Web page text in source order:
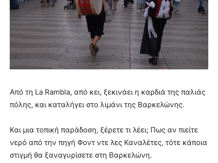
Από τη La Rambla, από κει, ξεκινάει η καρδιά της παλιάς
πόλης, και καταλήγει στο λιμάνι της Βαρκελώνης.
Και μια τοπική παράδοση, ξέρετε τι λέει; Πως αν πιείτε
νερό από την πηγή Φοντ ντε λες Καναλέτες, τότε κάποια
στιγμή θα ξαναγυρίσετε στη Βαρκελώνη.